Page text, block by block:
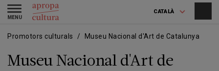
Vés
contingut
Skip
main
CATALÀ
Toggle
navigation
Promotors culturals Museu Nacional d'Art de Catalunya
Museu Nacional d'Art de